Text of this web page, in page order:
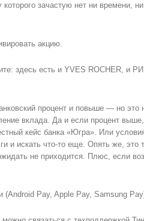
которого зачастую нет ни времени,
акцию.
здесь есть и YVES ROCHER, и
процент и повыше — но это
вклада. Да и если процент
кейс банка «Югра». Или
и искать что-то еще. Опять же,
не приходится. Плюс, если
(Android Pay, Apple Pay, Samsung